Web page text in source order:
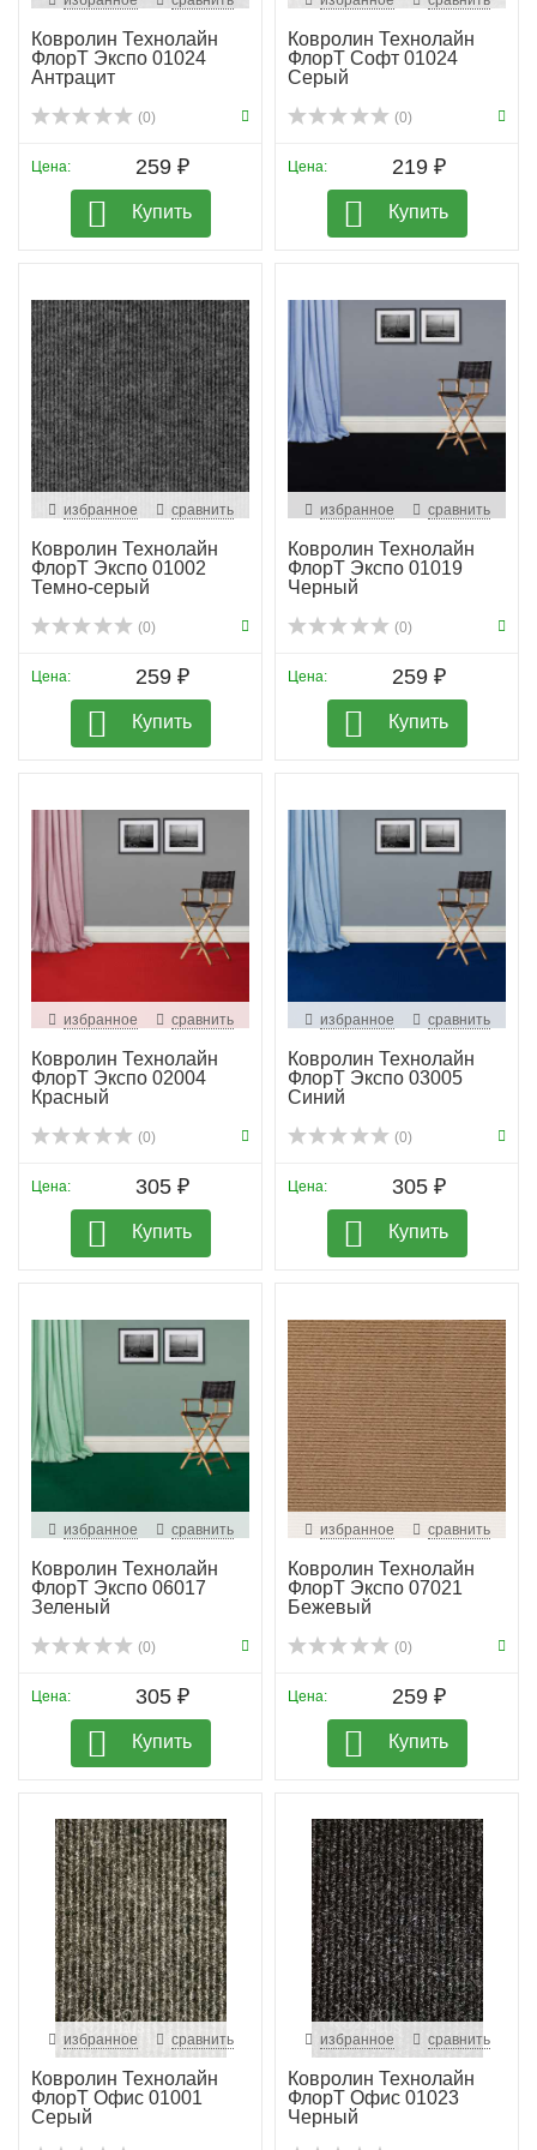
Ковролин Технолайн
ФлорТ Экспо 01024
Антрацит
(0)
Цена: 259 ₽
Купить
Ковролин Технолайн
ФлорТ Софт 01024
Серый
(0)
Цена: 219 ₽
Купить
избранное сравнить
Ковролин Технолайн
ФлорТ Экспо 01002
Темно-серый
(0)
Цена: 259 ₽
Купить
избранное сравнить
Ковролин Технолайн
ФлорТ Экспо 01019
Черный
(0)
Цена: 259 ₽
Купить
избранное сравнить
Ковролин Технолайн
ФлорТ Экспо 02004
Красный
(0)
Цена: 305 ₽
Купить
избранное сравнить
Ковролин Технолайн
ФлорТ Экспо 03005
Синий
(0)
Цена: 305 ₽
Купить
избранное сравнить
Ковролин Технолайн
ФлорТ Экспо 06017
Зеленый
(0)
Цена: 305 ₽
Купить
избранное сравнить
Ковролин Технолайн
ФлорТ Экспо 07021
Бежевый
(0)
Цена: 259 ₽
Купить
избранное сравнить
Ковролин Технолайн
ФлорТ Офис 01001
Серый
избранное сравнить
Ковролин Технолайн
ФлорТ Офис 01023
Черный